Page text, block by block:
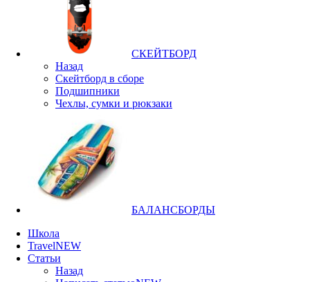
СКЕЙТБОРД
Назад
Скейтборд в сборе
Подшипники
Чехлы, сумки и рюкзаки
БАЛАНСБОРДЫ
Школа
TravelNEW
Статьи
Назад